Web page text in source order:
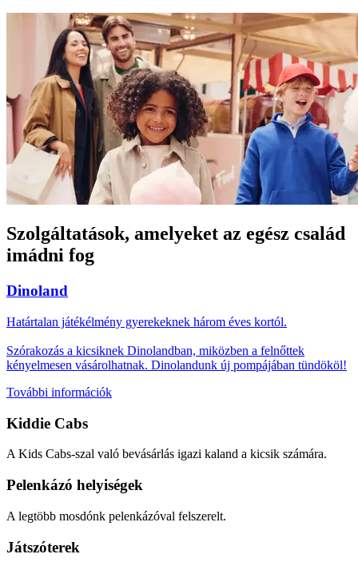
Szolgáltatások, amelyeket az egész család
imádni fog
Dinoland
Határtalan játékélmény gyerekeknek három éves kortól.
Szórakozás a kicsiknek Dinolandban, miközben a felnőttek
kényelmesen vásárolhatnak. Dinolandunk új pompájában tündököl!
További információk
Kiddie Cabs
A Kids Cabs-szal való bevásárlás igazi kaland a kicsik számára.
Pelenkázó helyiségek
A legtöbb mosdónk pelenkázóval felszerelt.
Játszóterek